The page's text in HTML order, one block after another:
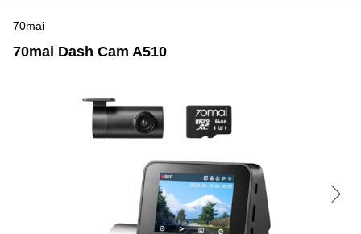
70mai
70mai Dash Cam A510